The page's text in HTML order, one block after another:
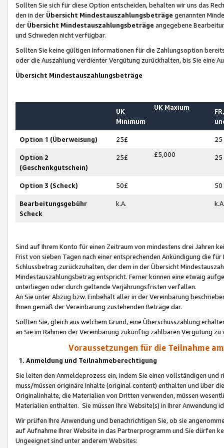
Sollten Sie sich für diese Option entscheiden, behalten wir uns das
den in der Übersicht Mindestauszahlungsbeträge genannten
der Übersicht Mindestauszahlungsbeträge angegebene
und Schweden nicht verfügbar.
Sollten Sie keine gültigen Informationen für die Zahlungsoption
oder die Auszahlung verdienter Vergütung zurückhalten, bis Sie
Übersicht Mindestauszahlungsbeträge
UK
Minimum
UK Maxium
Option 1 (Überweisung) 25£ 25
Option 2
(Geschenkgutschein)
25£ £5,000 25
Option 3 (Scheck) 50£ 50
Bearbeitungsgebühr
Scheck
k.A.
Sind auf Ihrem Konto für einen Zeitraum von mindestens drei Jahren
Frist von sieben Tagen nach einer entsprechenden Ankündigung die
Schlussbetrag zurückzuhalten, der dem in der Übersicht
Mindestauszahlungsbetrag entspricht. Ferner können eine etwaig
unterliegen oder durch geltende Verjährungsfristen verfallen.
An Sie unter Abzug bzw. Einbehalt aller in der Vereinbarung
Ihnen gemäß der Vereinbarung zustehenden Beträge dar.
Sollten Sie, gleich aus welchem Grund, eine Überschusszahlung
an Sie im Rahmen der Vereinbarung zukünftig zahlbaren Vergütung zu
Voraussetzungen für die Teilnahme
1. Anmeldung und Teilnahmeberechtigung
Sie leiten den Anmeldeprozess ein, indem Sie einen vollständigen
muss/müssen originäre Inhalte (original content) enthalten und über
Originalinhalte, die Materialien von Dritten verwenden, müssen
Materialien enthalten. Sie müssen Ihre Website(s) in Ihrer Anwendung
Wir prüfen Ihre Anwendung und benachrichtigen Sie, ob sie
auf Aufnahme Ihrer Website in das Partnerprogramm und Sie dürfen
Ungeeignet sind unter anderem Websites: